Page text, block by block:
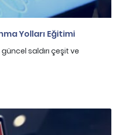
Yolları Eğitimi
saldırı çeşit ve